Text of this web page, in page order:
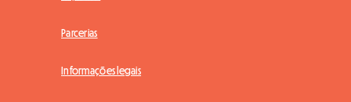
Parcerias
Informações legais